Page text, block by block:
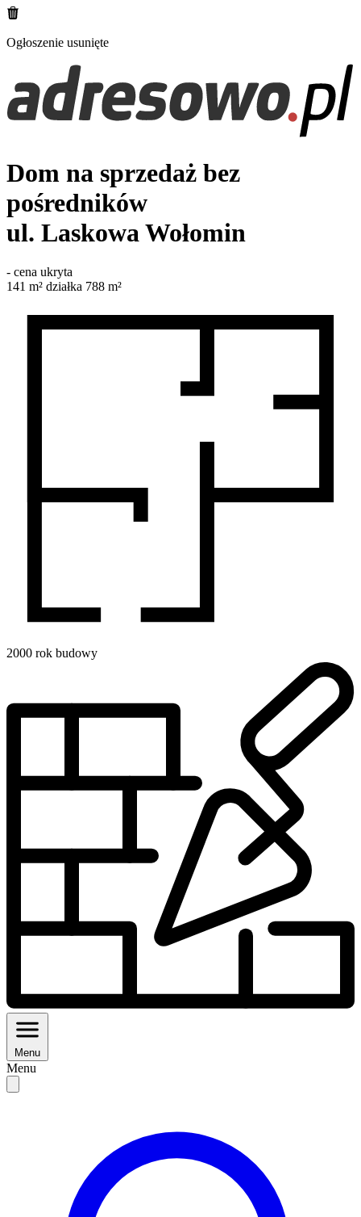
Ogłoszenie usunięte
Dom na sprzedaż bez
pośredników
ul. Laskowa Wołomin
- cena ukryta
141 m² działka 788 m²
2000 rok budowy
Menu
Menu